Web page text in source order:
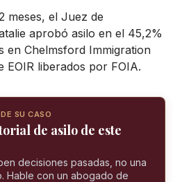
meses, el Juez de
aprobó asilo en el 45,2%
en Chelmsford Immigration
EOIR liberados por FOIA.
SU CASO
de asilo de este
decisiones pasadas, no una
Hable con un abogado de